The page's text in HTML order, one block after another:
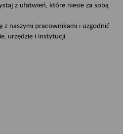
z ułatwień, które niesie za sobą
naszymi pracownikami i uzgodnić
urzędzie i instytucji.